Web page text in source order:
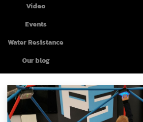
Video
Events
Water Resistance
Our blog